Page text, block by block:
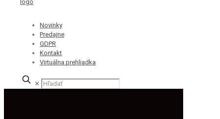
Novinky
Predajne
GDPR
Kontakt
Virtuálna prehliadka
✕